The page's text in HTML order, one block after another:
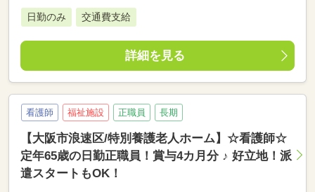
日勤のみ 交通費支給
詳細を見る
看護師 福祉施設 正職員 長期
【大阪市浪速区/特別養護老人ホーム】☆看護師☆
定年65歳の日勤正職員！賞与4カ月分 ♪ 好立地！派
遣スタートもOK！